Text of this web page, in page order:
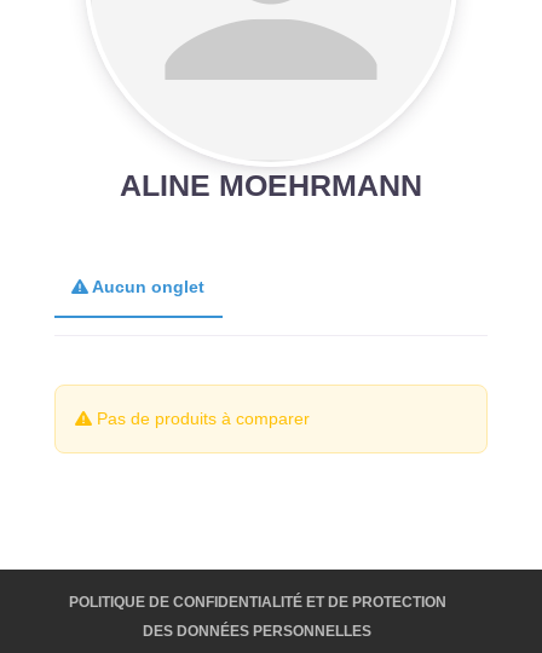
ALINE MOEHRMANN
Aucun onglet
Pas de produits à comparer
POLITIQUE DE CONFIDENTIALITÉ ET DE PROTECTION
DES DONNÉES PERSONNELLES